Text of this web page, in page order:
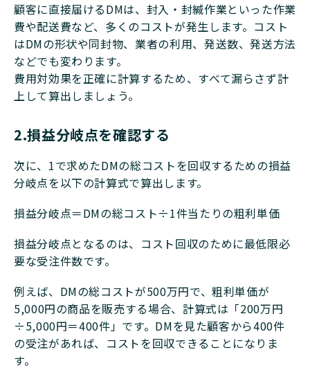
顧客に直接届けるDMは、封入・封緘作業といった作業
費や配送費など、多くのコストが発生します。コスト
はDMの形状や同封物、業者の利用、発送数、発送方法
などでも変わります。
費用対効果を正確に計算するため、すべて漏らさず計
上して算出しましょう。
2.損益分岐点を確認する
次に、1で求めたDMの総コストを回収するための損益
分岐点を以下の計算式で算出します。
損益分岐点＝DMの総コスト÷1件当たりの粗利単価
損益分岐点となるのは、コスト回収のために最低限必
要な受注件数です。
例えば、DMの総コストが500万円で、粗利単価が
5,000円の商品を販売する場合、計算式は「200万円
÷5,000円＝400件」です。DMを見た顧客から400件
の受注があれば、コストを回収できることになりま
す。